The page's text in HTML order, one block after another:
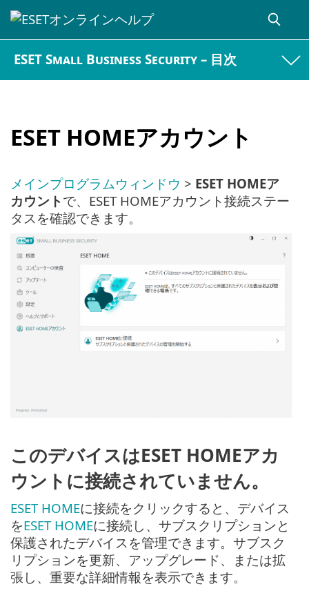
ESET Small Business Security – 目次
ESET HOMEアカウント
メインプログラムウィンドウ > ESET HOMEア
カウントで、ESET HOMEアカウント接続ステー
タスを確認できます。
このデバイスはESET HOMEアカ
ウントに接続されていません。
ESET HOMEに接続をクリックすると、デバイス
をESET HOMEに接続し、サブスクリプションと
保護されたデバイスを管理できます。サブスク
リプションを更新、アップグレード、または拡
張し、重要な詳細情報を表示できます。